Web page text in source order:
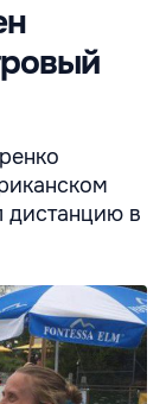
дистанцию в